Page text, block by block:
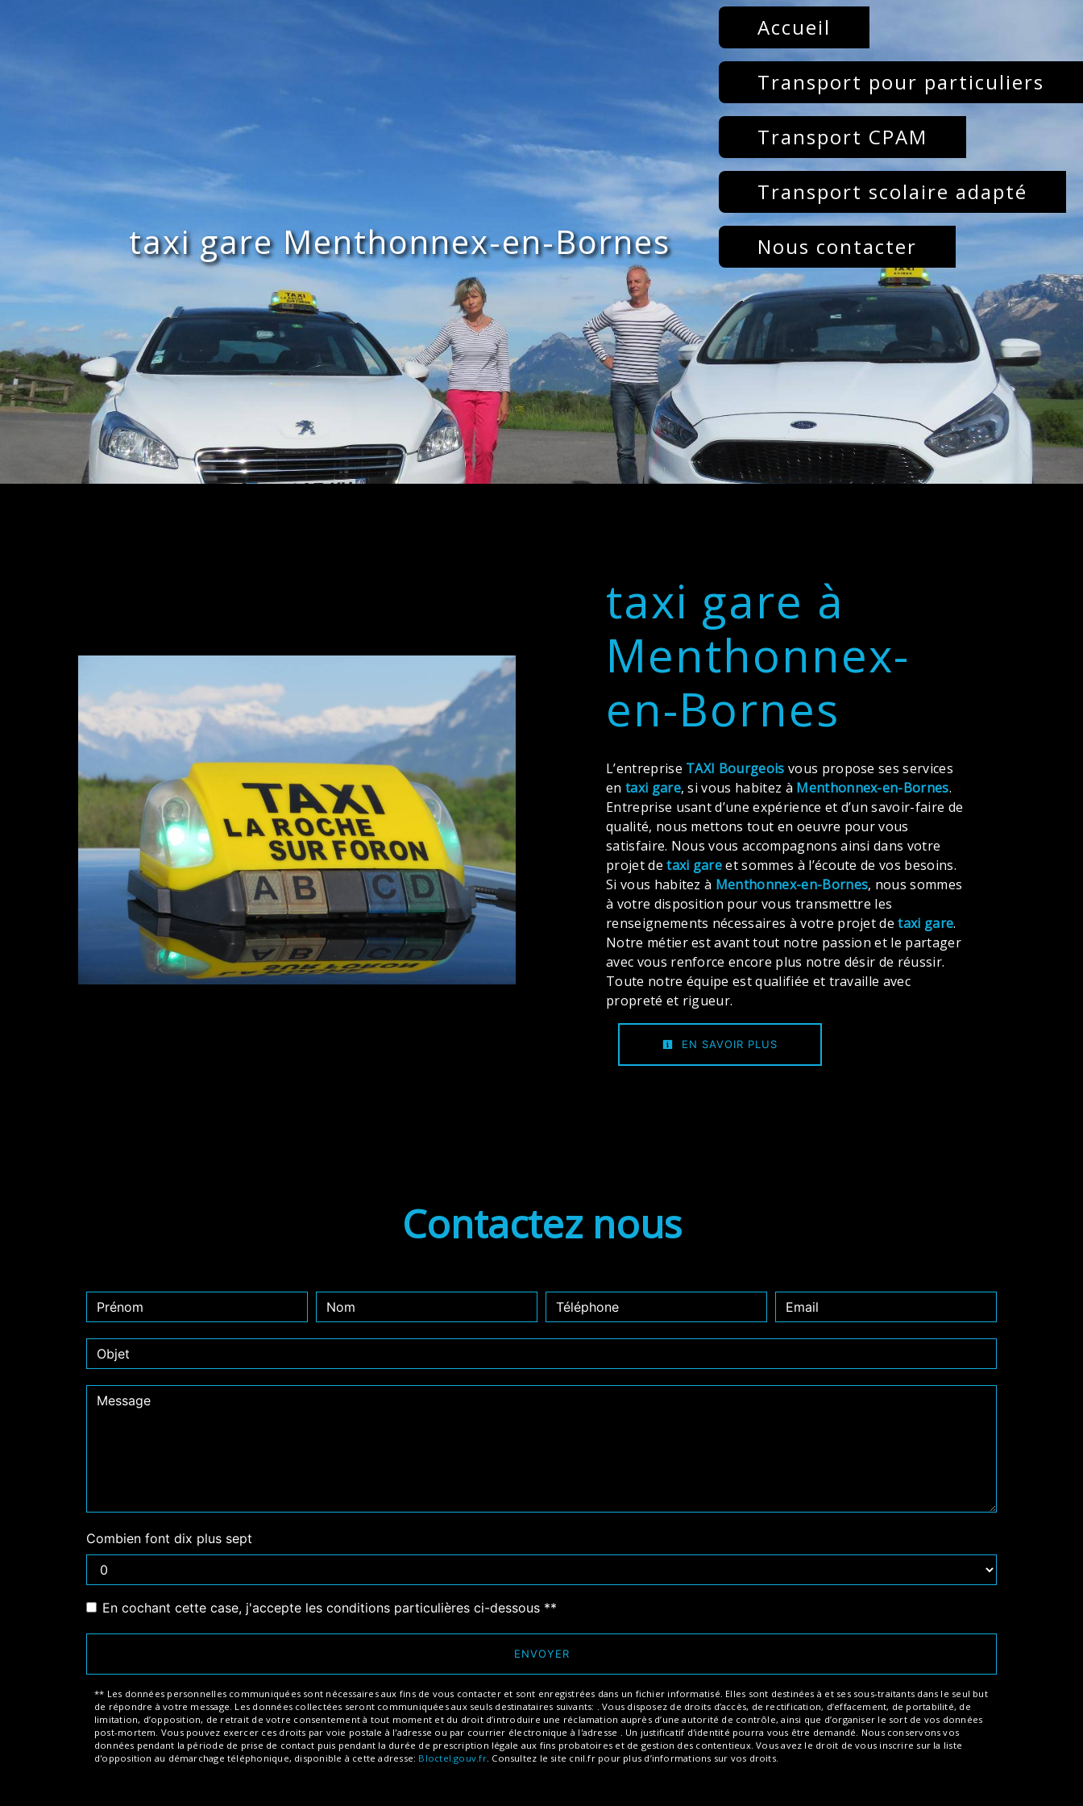
Accueil
Transport pour particuliers
Transport CPAM
Transport scolaire adapté
Nous contacter
taxi gare Menthonnex-en-Bornes
taxi gare à
Menthonnex-
en-Bornes
L’entreprise TAXI Bourgeois vous propose ses services
en taxi gare, si vous habitez à Menthonnex-en-Bornes.
Entreprise usant d’une expérience et d’un savoir-faire de
qualité, nous mettons tout en oeuvre pour vous
satisfaire. Nous vous accompagnons ainsi dans votre
projet detaxi gareet sommes à l’écoute de vos besoins.
Si vous habitez à Menthonnex-en-Bornes, nous sommes
à votre disposition pour vous transmettre les
renseignements nécessaires à votre projet detaxi gare.
Notre métier est avant tout notre passion et le partager
avec vous renforce encore plus notre désir de réussir.
Toute notre équipe est qualifiée et travaille avec
propreté et rigueur.
EN SAVOIR PLUS
Contactez nous
Combien font dix plus sept
En cochant cette case, j'accepte les conditions particulières ci-dessous **
ENVOYER
** Les données personnelles communiquées sont nécessaires aux fins de vous contacter et sont enregistrées dans un fichier informatisé. Elles sont destinées à et ses sous-traitants dans le seul but
de répondre à votre message. Les données collectées seront communiquées aux seuls destinataires suivants: . Vous disposez de droits d’accès, de rectification, d’effacement, de portabilité, de
limitation, d’opposition, de retrait de votre consentement à tout moment et du droit d’introduire une réclamation auprès d’une autorité de contrôle, ainsi que d’organiser le sort de vos données
post-mortem. Vous pouvez exercer ces droits par voie postale à l'adresse ou par courrier électronique à l'adresse . Un justificatif d'identité pourra vous être demandé. Nous conservons vos
données pendant la période de prise de contact puis pendant la durée de prescription légale aux fins probatoires et de gestion des contentieux. Vous avez le droit de vous inscrire sur la liste
d'opposition au démarchage téléphonique, disponible à cette adresse: Bloctel.gouv.fr. Consultez le site cnil.fr pour plus d’informations sur vos droits.